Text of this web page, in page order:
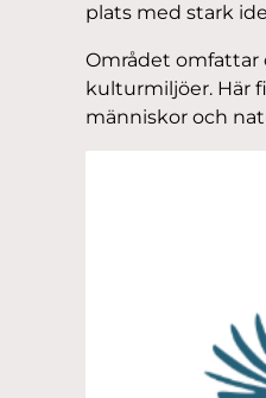
plats med stark
Området omfattar
kulturmiljöer. Här
människor och